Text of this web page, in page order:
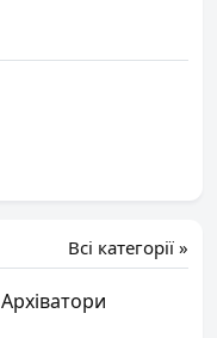
Всі категорії »
Архіватори